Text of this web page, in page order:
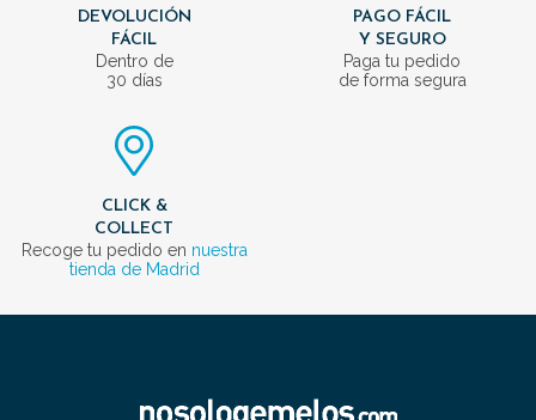
DEVOLUCIÓN
FÁCIL
Dentro de
30 días
PAGO FÁCIL
Y SEGURO
Paga tu pedido
de forma segura
CLICK &
COLLECT
Recoge tu pedido en nuestra
tienda de Madrid